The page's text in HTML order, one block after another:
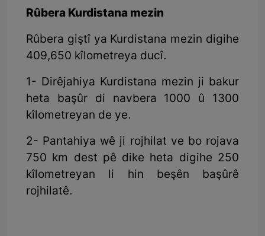
Rûbera Kurdistana mezin
Rûbera giştî ya Kurdistana mezin digihe
409,650 kîlometreya ducî.
1- Dirêjahiya Kurdistana mezin ji bakur
heta başûr di navbera 1000 û 1300
kîlometreyan de ye.
2- Pantahiya wê ji rojhilat ve bo rojava
750 km dest pê dike heta digihe 250
kîlometreyan li hin beşên başûrê
rojhilatê.